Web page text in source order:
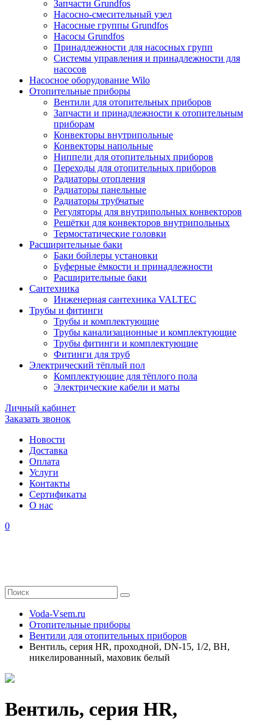
Запчасти Grundfos
Насосно-смесительный узел
Насосные группы Grundfos
Насосы Grundfos
Принадлежности для насосных групп
Системы управления и принадлежности для
насосов
Насосное оборудование Wilo
Отопительные приборы
Вентили для отопительных приборов
Запчасти и принадлежности к отопительным
приборам
Конвекторы внутрипольные
Конвекторы напольные
Ниппели для отопительных приборов
Переходы для отопительных приборов
Радиаторы отопления
Радиаторы панельные
Радиаторы трубчатые
Регуляторы для внутрипольных конвекторов
Решётки для конвекторов внутрипольных
Термостатические головки
Расширительные баки
Баки бойлеры установки
Буферные ёмкости и принадлежности
Расширительные баки
Сантехника
Инженерная сантехника VALTEC
Трубы и фитинги
Трубы и комплектующие
Трубы канализационные и комплектующие
Трубы фитинги и комплектующие
Фитинги для труб
Электрический тёплый пол
Комплектующие для тёплого пола
Электрические кабели и маты
Личный кабинет
Заказать звонок
Новости
Доставка
Оплата
Услуги
Контакты
Cертификаты
О нас
0
Voda-Vsem.ru
Отопительные приборы
Вентили для отопительных приборов
Вентиль, серия HR, проходной, DN-15, 1/2, ВН,
никелированный, маховик белый
Вентиль, серия HR,